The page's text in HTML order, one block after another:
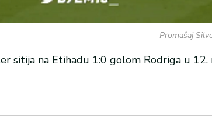
Promašaj
sitija na Etihadu 1:0 golom Rodriga u